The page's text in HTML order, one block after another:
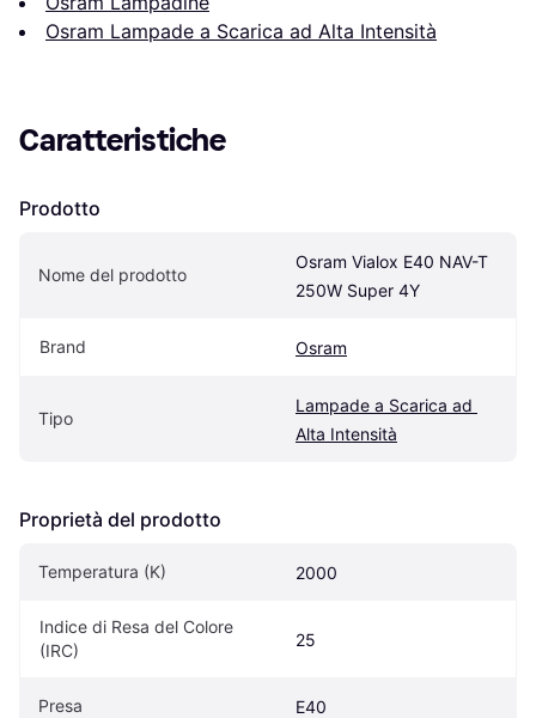
Osram Lampade a Scarica ad Alta Intensità
Caratteristiche
Prodotto
Nome del prodotto
Osram Vialox E40 NAV-T
250W Super 4Y
Brand Osram
Tipo
Lampade a Scarica ad
Alta Intensità
Proprietà del prodotto
Temperatura (K) 2000
Indice di Resa del Colore
(IRC)
25
Presa E40